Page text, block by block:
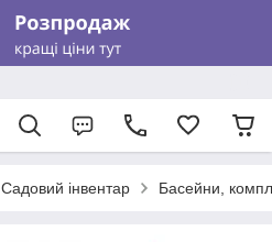
Садовий інвентар Басейни,